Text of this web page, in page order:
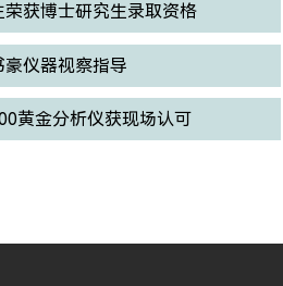
获博士研究生录取资格
仪器视察指导
黄金分析仪获现场认可